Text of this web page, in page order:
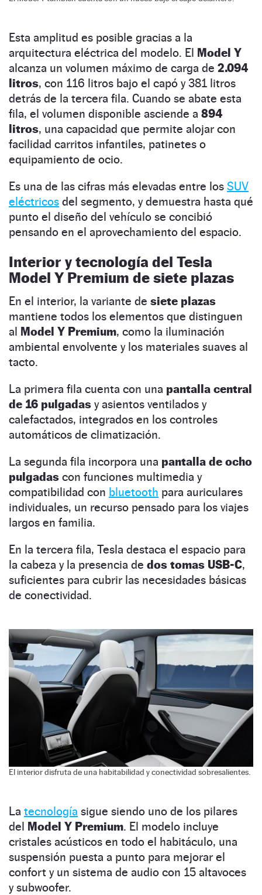
Esta amplitud es posible gracias a la
arquitectura eléctrica del modelo. El Model Y
alcanza un volumen máximo de carga de 2.094
litros, con 116 litros bajo el capó y 381 litros
detrás de la tercera fila. Cuando se abate esta
fila, el volumen disponible asciende a 894
litros, una capacidad que permite alojar con
facilidad carritos infantiles, patinetes o
equipamiento de ocio.
Es una de las cifras más elevadas entre los SUV
eléctricos del segmento, y demuestra hasta qué
punto el diseño del vehículo se concibió
pensando en el aprovechamiento del espacio.
Interior y tecnología del Tesla
Model Y Premium de siete plazas
En el interior, la variante de siete plazas
mantiene todos los elementos que distinguen
al Model Y Premium, como la iluminación
ambiental envolvente y los materiales suaves al
tacto.
La primera fila cuenta con una pantalla central
de 16 pulgadas y asientos ventilados y
calefactados, integrados en los controles
automáticos de climatización.
La segunda fila incorpora una pantalla de ocho
pulgadas con funciones multimedia y
compatibilidad con bluetooth para auriculares
individuales, un recurso pensado para los viajes
largos en familia.
En la tercera fila, Tesla destaca el espacio para
la cabeza y la presencia de dos tomas USB-C,
suficientes para cubrir las necesidades básicas
de conectividad.
El interior disfruta de una habitabilidad y conectividad sobresalientes.
La tecnología sigue siendo uno de los pilares
del Model Y Premium. El modelo incluye
cristales acústicos en todo el habitáculo, una
suspensión puesta a punto para mejorar el
confort y un sistema de audio con 15 altavoces
y subwoofer.